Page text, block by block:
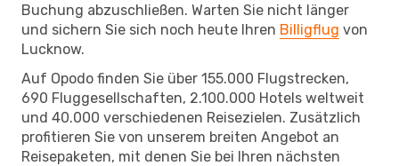
Buchung abzuschließen. Warten Sie nicht länger
und sichern Sie sich noch heute Ihren Billigflug von
Lucknow.
Auf Opodo finden Sie über 155.000 Flugstrecken,
690 Fluggesellschaften, 2.100.000 Hotels weltweit
und 40.000 verschiedenen Reisezielen. Zusätzlich
profitieren Sie von unserem breiten Angebot an
Reisepaketen, mit denen Sie bei Ihren nächsten